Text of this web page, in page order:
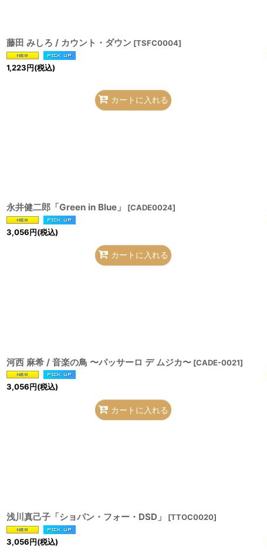
藤田 みしろ / カウント・ダウン [TSFC0004]
1,223円(税込)
カートに入れる
永井健二郎「Green in Blue」 [CADE0024]
3,056円(税込)
カートに入れる
河西 麻希 / 音楽の鳥 〜パッサーロ デ ムジカ〜 [CADE-0021]
3,056円(税込)
カートに入れる
浅川真己子「ショパン・フォー・DSD」 [TTOC0020]
3,056円(税込)